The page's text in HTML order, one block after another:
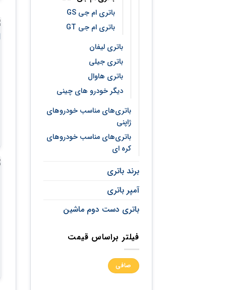
باتری ام جی GS
باتری ام جی GT
باتری لیفان
باتری جیلی
باتری هاوال
دیگر خودرو های چینی
باتری‌های مناسب خودروهای
ژاپنی
باتری‌های مناسب خودروهای
کره ای
برند باتری
آمپر باتری
باتری دست دوم ماشین
فیلتر براساس قیمت
حداقل
قیمت
حداكثر
قيمتصافی